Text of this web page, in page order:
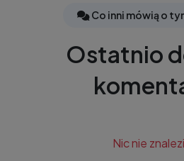
Co inni mówią o
Ostatnio
Nic nie